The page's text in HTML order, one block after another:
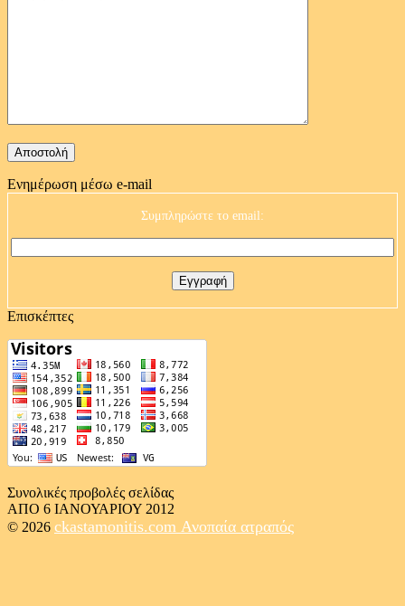
Ενημέρωση μέσω e-mail
Συμπληρώστε το email:
Επισκέπτες
Συνολικές προβολές σελίδας
ΑΠΟ 6 ΙΑΝΟΥΑΡΙΟΥ 2012
© 2026 ckastamonitis.com Ανοπαία ατραπός